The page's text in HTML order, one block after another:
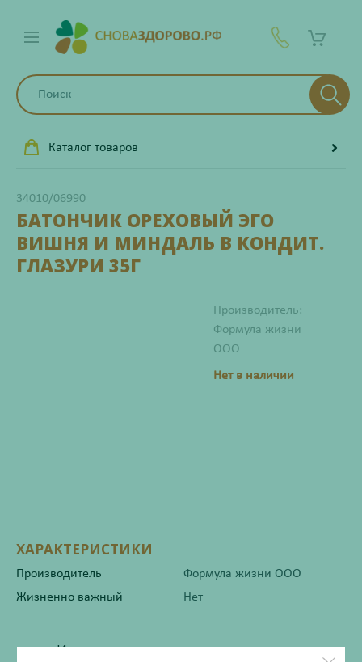
Каталог товаров
34010/06990
БАТОНЧИК ОРЕХОВЫЙ ЭГО
ВИШНЯ И МИНДАЛЬ В КОНДИТ.
ГЛАЗУРИ 35Г
Производитель:
Формула жизни
ООО
Нет в наличии
ХАРАКТЕРИСТИКИ
Производитель
Формула жизни ООО
Жизненно важный
Нет
Инструкция по применению